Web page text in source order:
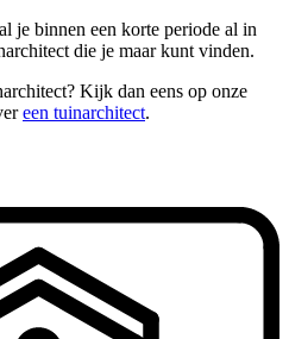
je binnen een korte periode al in
die je maar kunt vinden.
Kijk dan eens op onze
een tuinarchitect.